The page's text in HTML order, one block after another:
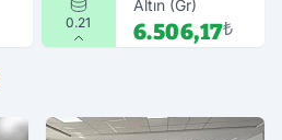
0.21
Altın (Gr)
6.506,17₺